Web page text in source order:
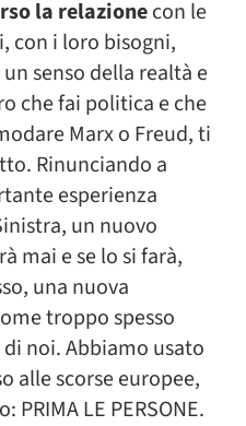
la relazionecon le
con i loro bisogni,
senso della realtà e
che fai politica e che
Marx o Freud, ti
Rinunciando a
esperienza
un nuovo
mai e se lo si farà,
una nuova
troppo spesso
noi. Abbiamo usato
alle scorse europee,
LE PERSONE.